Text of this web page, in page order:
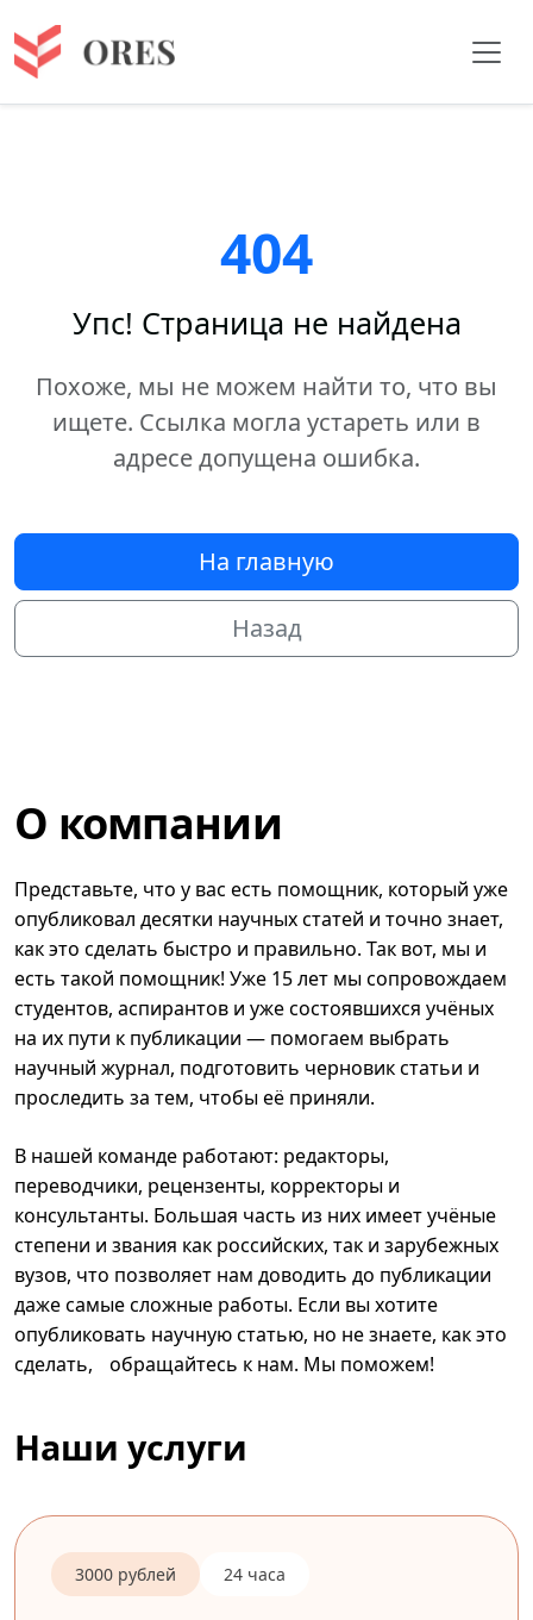
404
Упс! Страница не найдена
Похоже, мы не можем найти то, что вы
ищете. Ссылка могла устареть или в
адресе допущена ошибка.
На главную
Назад
О компании
Представьте, что у вас есть помощник, который уже
опубликовал десятки научных статей и точно знает,
как это сделать быстро и правильно. Так вот, мы и
есть такой помощник! Уже 15 лет мы сопровождаем
студентов, аспирантов и уже состоявшихся учёных
на их пути к публикации — помогаем выбрать
научный журнал, подготовить черновик статьи и
проследить за тем, чтобы её приняли.
В нашей команде работают: редакторы,
переводчики, рецензенты, корректоры и
консультанты. Большая часть из них имеет учёные
степени и звания как российских, так и зарубежных
вузов, что позволяет нам доводить до публикации
даже самые сложные работы. Если вы хотите
опубликовать научную статью, но не знаете, как это
сделать, обращайтесь к нам. Мы поможем!
Наши услуги
3000 рублей 24 часа